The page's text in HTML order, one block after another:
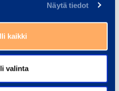
Näytä tiedot
kaikki
valinta
rental group